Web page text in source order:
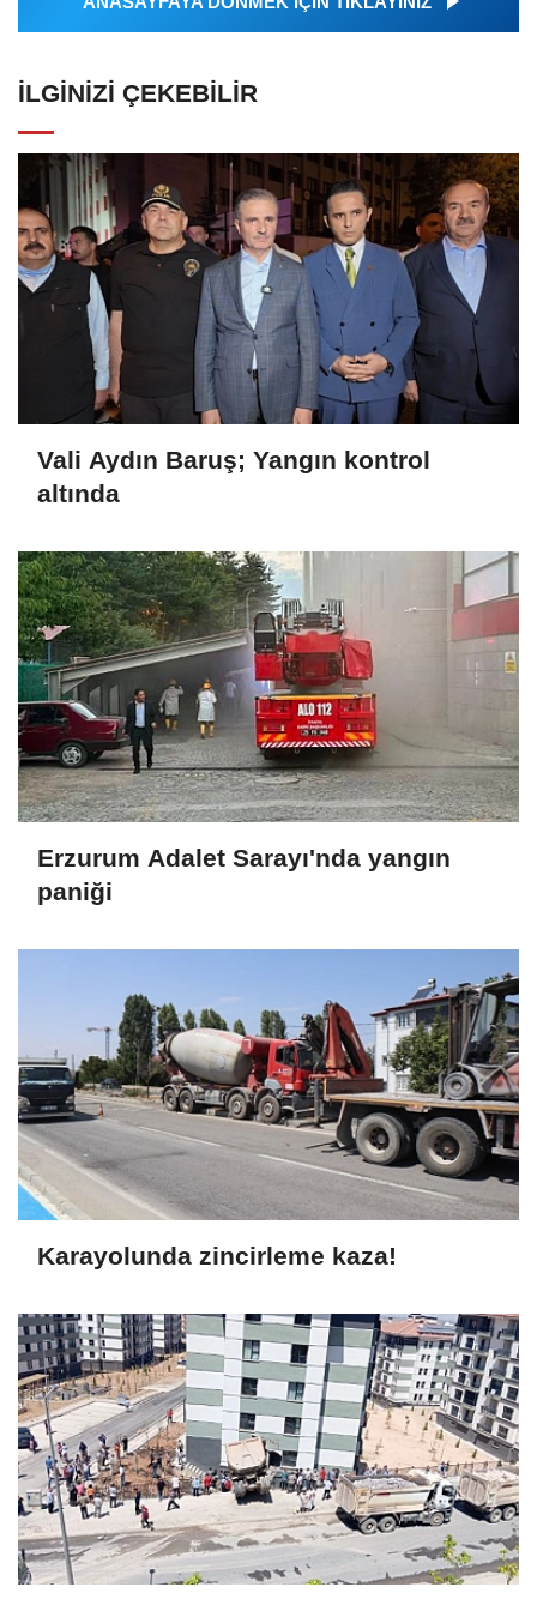
İLGINIZI ÇEKEBILIR
Vali Aydın Baruş; Yangın kontrol
altında
Erzurum Adalet Sarayı'nda yangın
paniği
Karayolunda zincirleme kaza!